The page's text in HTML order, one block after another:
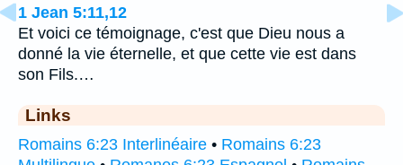
1 Jean 5:11,12
Et voici ce témoignage, c'est que Dieu nous a
donné la vie éternelle, et que cette vie est dans
son Fils.…
Links
Romains 6:23 Interlinéaire • Romains 6:23